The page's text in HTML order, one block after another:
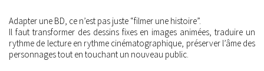
Adapter une BD, ce n’est pas juste “filmer une histoire”.
Il faut transformer des dessins fixes en images animées, traduire un
rythme de lecture en rythme cinématographique, préserver l’âme des
personnages tout en touchant un nouveau public.